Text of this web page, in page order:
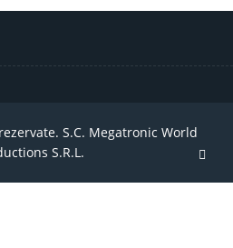
S.C. Megatronic World
S.R.L.